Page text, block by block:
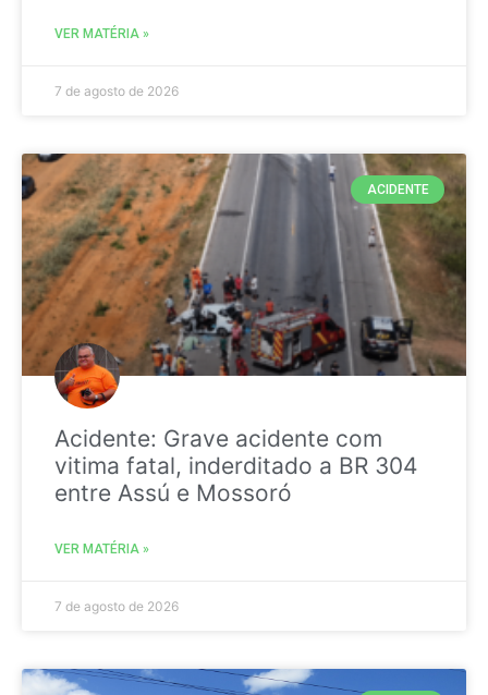
VER MATÉRIA »
7 de agosto de 2026
ACIDENTE
Acidente: Grave acidente com
vitima fatal, inderditado a BR 304
entre Assú e Mossoró
VER MATÉRIA »
7 de agosto de 2026